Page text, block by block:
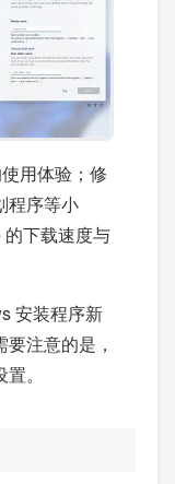
用体验；修
程序等小
下载速度与
安装程序新
注意的是，
。